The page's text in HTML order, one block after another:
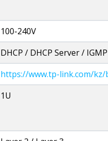
100-240V
DHCP / DHCP Server /
https://www.tp-link.com/
1U